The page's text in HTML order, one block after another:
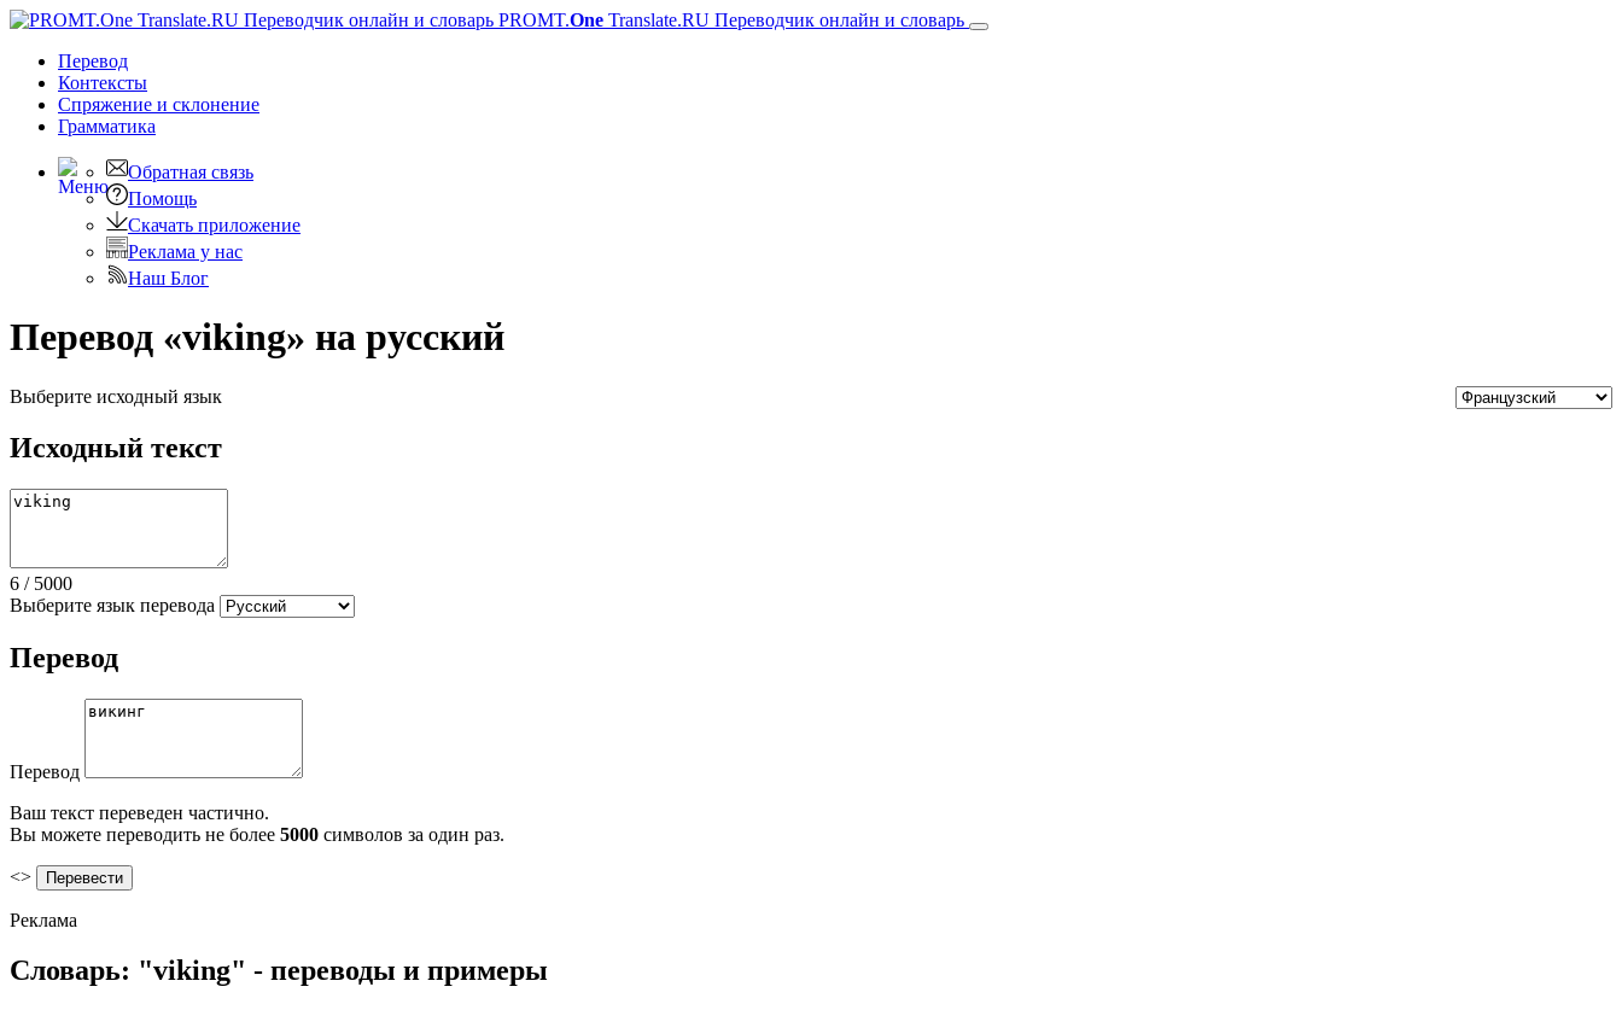
PROMT.One Translate.RU Переводчик онлайн и словарь
Перевод
Контексты
Спряжение и склонение
Грамматика
Обратная связь
Помощь
Скачать приложение
Реклама у нас
Наш Блог
Перевод «viking» на русский
Выберите исходный язык
Исходный текст
6 / 5000
Выберите язык перевода
Перевод
Перевод
Ваш текст переведен частично.
Вы можете переводить не более 5000 символов за один раз.
<>
Реклама
Словарь: "viking" - переводы и примеры